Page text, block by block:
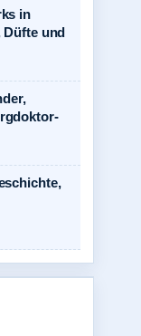
in
Düfte und